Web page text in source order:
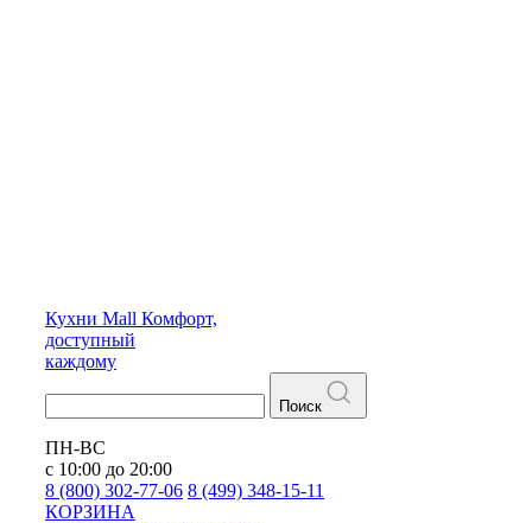
Кухни Mall Комфорт,
доступный
каждому
Поиск
ПН-ВС
с 10:00 до 20:00
8 (800) 302-77-06 8 (499) 348-15-11
КОРЗИНА